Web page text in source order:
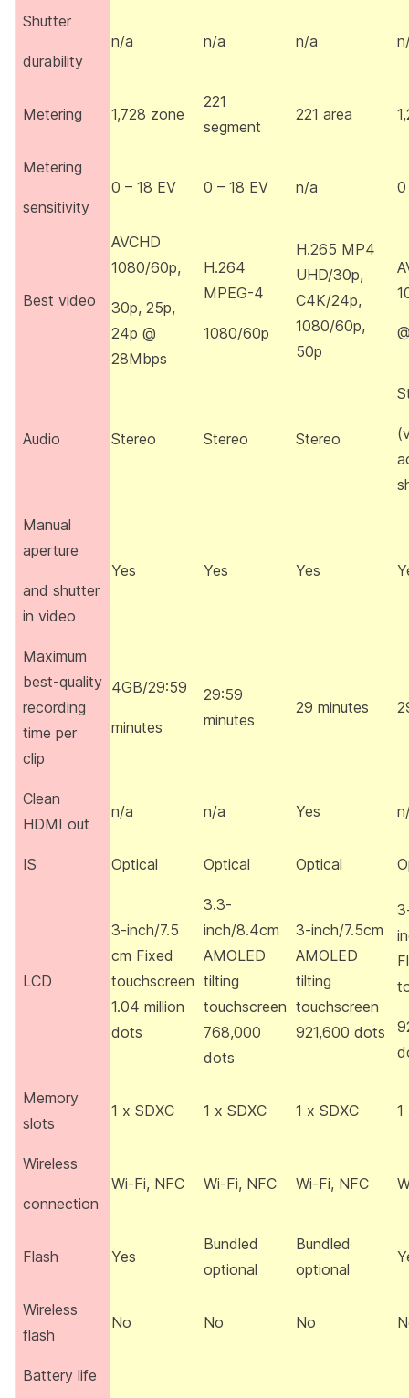
Shutter
durability
n/a n/a n/a
Metering 1,728 zone
221
segment
221 area
Metering
sensitivity
0 – 18 EV 0 – 18 EV n/a 0
Best video
AVCHD
1080/60p,
30p, 25p,
24p @
28Mbps
H.264
MPEG-4
1080/60p
H.265 MP4
UHD/30p,
C4K/24p,
1080/60p,
50p
Audio Stereo Stereo Stereo
Manual
aperture
and shutter
in video
Yes Yes Yes
Maximum
best-quality
recording
time per
clip
4GB/29:59
minutes
29:59
minutes
29 minutes
Clean
HDMI out
n/a n/a Yes
IS Optical Optical Optical
LCD
3-inch/7.5
cm Fixed
touchscreen
1.04 million
dots
3.3-
inch/8.4cm
AMOLED
tilting
touchscreen
768,000
dots
3-inch/7.5cm
AMOLED
tilting
touchscreen
921,600 dots
Memory
slots
1 x SDXC 1 x SDXC 1 x SDXC 1
Wireless
connection
Wi-Fi, NFC Wi-Fi, NFC Wi-Fi, NFC
Flash Yes
Bundled
optional
Bundled
optional
Wireless
flash
No No No
Battery life